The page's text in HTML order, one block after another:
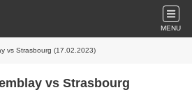
MENU
vs Strasbourg (17.02.2023)
vs Strasbourg